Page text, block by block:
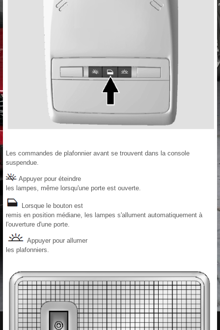
Les commandes de plafonnier avant se trouvent dans la console
suspendue.
Appuyer pour éteindre
les lampes, même lorsqu'une porte est ouverte.
Lorsque le bouton est
remis en position médiane, les lampes s'allument automatiquement à
l'ouverture d'une porte.
Appuyer pour allumer
les plafonniers.